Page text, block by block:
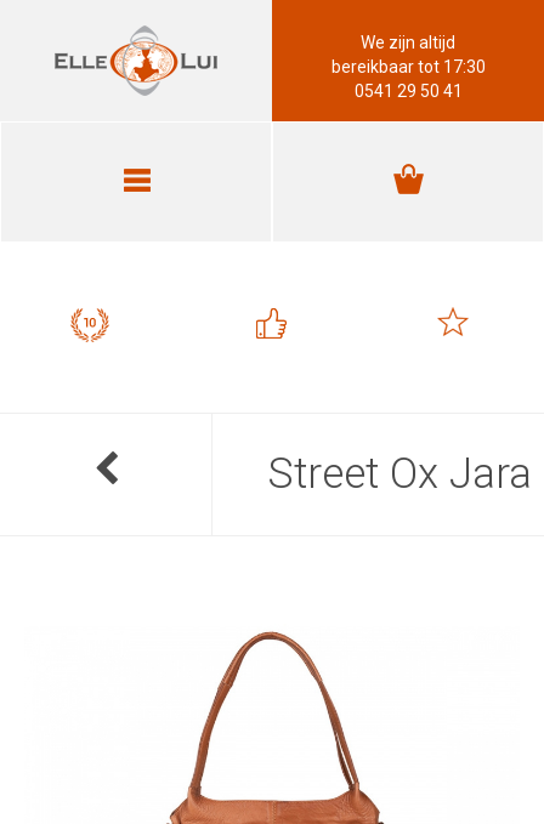
We zijn altijd
bereikbaar tot 17:30
0541 29 50 41
Street Ox Jara